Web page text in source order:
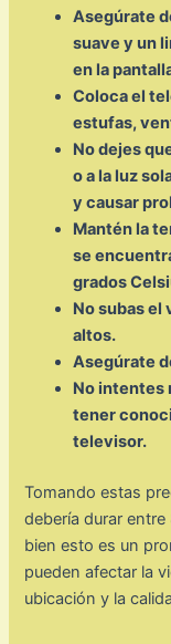
Asegúrate
suave y un
en la
Coloca el
estufas,
No dejes
o a la luz
y causar
Mantén la
se
grados
No subas el
altos.
Asegúrate
No intentes
tener
televisor.
Tomando estas
debería durar
bien esto es un
pueden afectar la
ubicación y la